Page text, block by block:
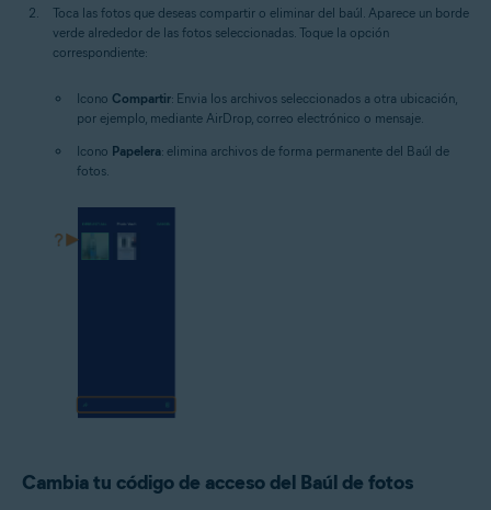
Toca las fotos que deseas compartir o eliminar del baúl. Aparece un borde
verde alrededor de las fotos seleccionadas. Toque la opción
correspondiente:
Icono Compartir: Envia los archivos seleccionados a otra ubicación,
por ejemplo, mediante AirDrop, correo electrónico o mensaje.
Icono Papelera: elimina archivos de forma permanente del Baúl de
fotos.
Cambia tu código de acceso del Baúl de fotos